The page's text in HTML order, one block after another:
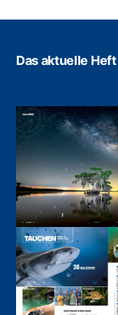
Das aktuelle Heft